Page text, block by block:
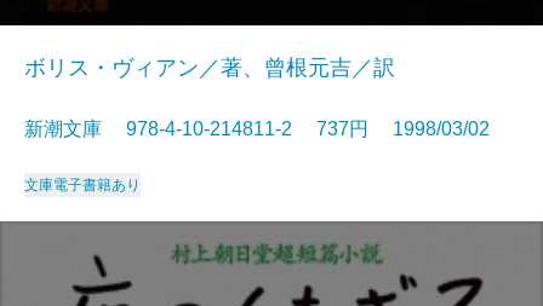
ボリス・ヴィアン／著、曾根元吉／訳
新潮文庫 978-4-10-214811-2 737円 1998/03/02
文庫電子書籍あり